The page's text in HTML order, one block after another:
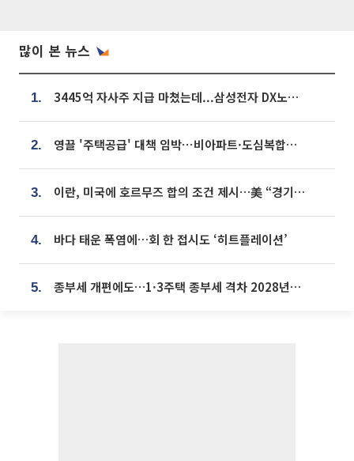
많이 본 뉴스
1. 3445억 자사주 지급 마쳤는데...삼성전자 DX노조, 뒤늦은 '떼쓰기 집회'
2. 영끌 '주택공급' 대책 임박⋯비아파트·도심복합까지 총동원
3. 이란, 미국에 호르무즈 합의 조건 제시…美 “경기 아직 안 끝나” [종합]
4. 바다 태운 폭염에…회 한 접시도 ‘히트플레이션’
5. 종부세 개편에도…1·3주택 종부세 격차 2028년부터 확대